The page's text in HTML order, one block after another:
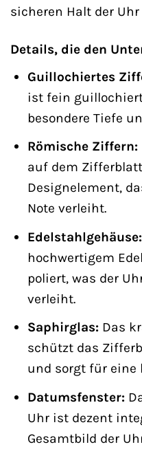
sicheren Halt der
Details, die den
Guillochiertes
ist fein
besondere Tiefe
Römische Ziffern:
auf dem
Designelement,
Note verleiht.
Edelstahlgehäuse:
hochwertigem
poliert, was der
verleiht.
Saphirglas:Das
schützt das
und sorgt für eine
Datumsfenster:
Uhr ist dezent
Gesamtbild der